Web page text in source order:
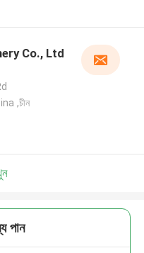
Co., Ltd
,চীন
পান